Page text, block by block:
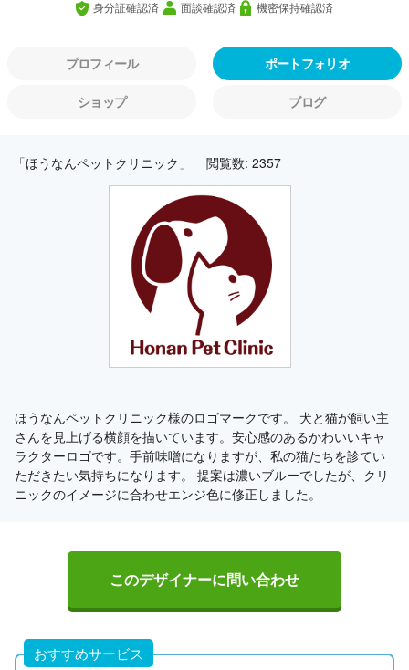
身分証確認済 面談確認済 機密保持確認済
プロフィール ポートフォリオ
ショップ ブログ
「ほうなんペットクリニック」 閲覧数: 2357
ほうなんペットクリニック様のロゴマークです。 犬と猫が飼い主
さんを見上げる横顔を描いています。安心感のあるかわいいキャ
ラクターロゴです。手前味噌になりますが、私の猫たちを診てい
ただきたい気持ちになります。 提案は濃いブルーでしたが、クリ
ニックのイメージに合わせエンジ色に修正しました。
このデザイナーに問い合わせ
おすすめサービス